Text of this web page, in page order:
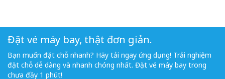
Đặt vé máy bay, thật đơn giản.
Bạn muốn đặt chỗ nhanh? Hãy tải ngay ứng dụng! Trải nghiệm
đặt chỗ dễ dàng và nhanh chóng nhất. Đặt vé máy bay trong
chưa đầy 1 phút!